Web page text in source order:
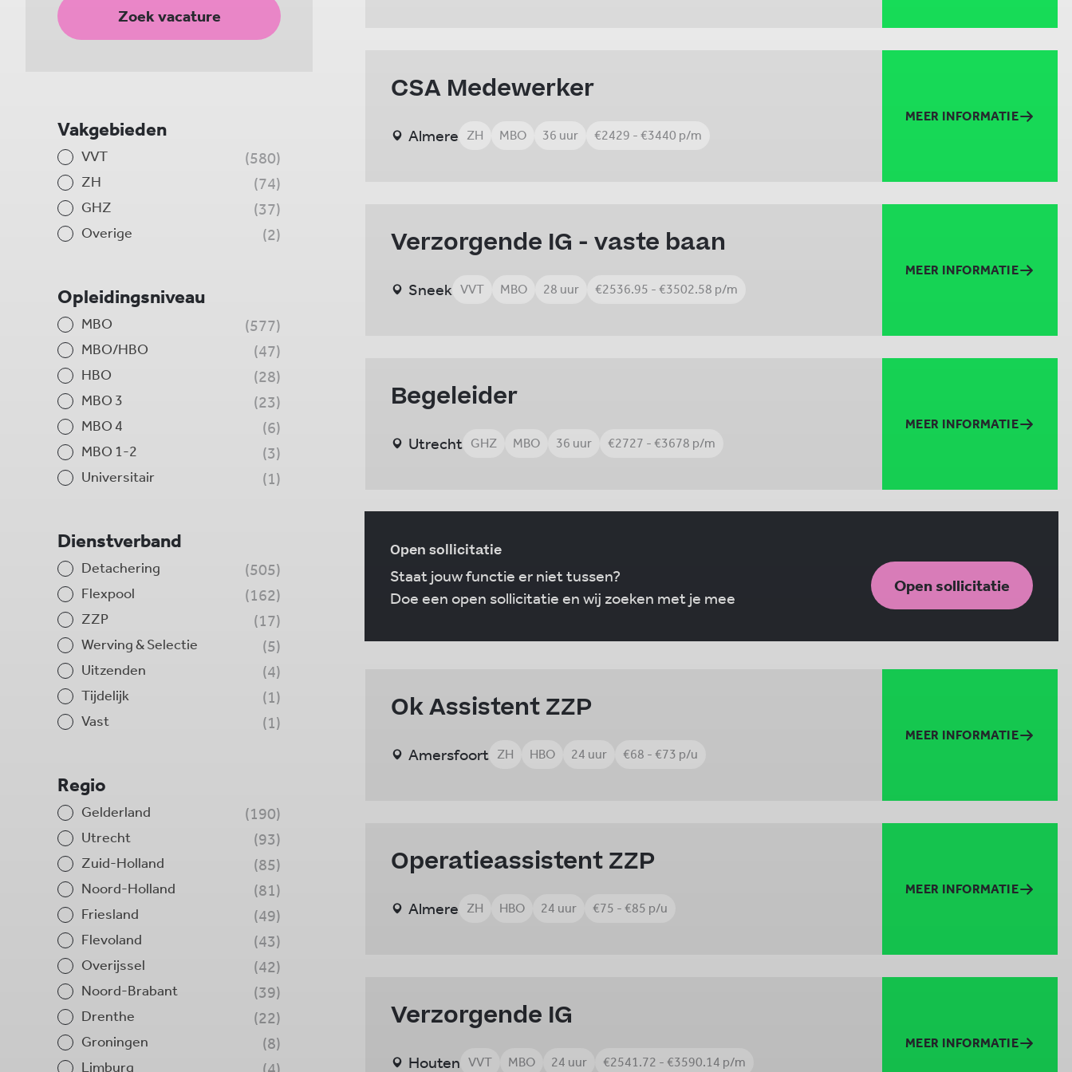
Zoek vacature
Vakgebieden
VVT 580
ZH 74
GHZ 37
Overige 2
Opleidingsniveau
MBO 577
MBO/HBO 47
HBO 28
MBO 3 23
MBO 4 6
MBO 1-2 3
Universitair 1
Dienstverband
Detachering 505
Flexpool 162
ZZP 17
Werving & Selectie 5
Uitzenden 4
Tijdelijk 1
Vast 1
Regio
Gelderland 190
Utrecht 93
Zuid-Holland 85
Noord-Holland 81
Friesland 49
Flevoland 43
Overijssel 42
Noord-Brabant 39
Drenthe 22
Groningen 8
Limburg
CSA Medewerker
Almere ZH MBO 36 uur €2429 - €3440 p/m
MEER INFORMATIE
Verzorgende IG - vaste baan
Sneek VVT MBO 28 uur €2536.95 - €3502.58 p/m
MEER INFORMATIE
Begeleider
Utrecht GHZ MBO 36 uur €2727 - €3678 p/m
MEER INFORMATIE
Open sollicitatie
Staat jouw functie er niet tussen?
Doe een open sollicitatie en wij zoeken met je mee
Open sollicitatie
Ok Assistent ZZP
Amersfoort ZH HBO 24 uur €68 - €73 p/u
MEER INFORMATIE
Operatieassistent ZZP
Almere ZH HBO 24 uur €75 - €85 p/u
MEER INFORMATIE
Verzorgende IG
Houten VVT MBO 24 uur €2541.72 - €3590.14 p/m
MEER INFORMATIE